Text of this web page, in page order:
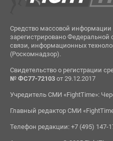
Средство массовой информации
зарегистрировано Федеральной
связи, информационных
(Роскомнадзор).
Свидетельство о регистрации
№ ФС77-72103от 29.12.2017
Учредитель СМИ «FightTime»:
Главный редактор СМИ
Телефон редакции: +7 (495) 147-